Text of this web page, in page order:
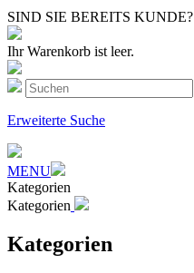
SIND SIE BEREITS KUNDE?
Ihr Warenkorb ist leer.
Erweiterte Suche
MENU
Kategorien
Kategorien
Kategorien